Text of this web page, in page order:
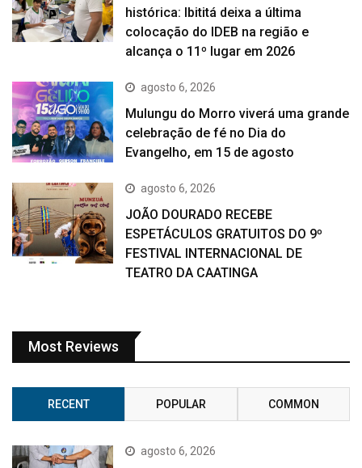
histórica: Ibititá deixa a última
colocação do IDEB na região e
alcança o 11º lugar em 2026
agosto 6, 2026
Mulungu do Morro viverá uma grande
celebração de fé no Dia do
Evangelho, em 15 de agosto
agosto 6, 2026
JOÃO DOURADO RECEBE
ESPETÁCULOS GRATUITOS DO 9º
FESTIVAL INTERNACIONAL DE
TEATRO DA CAATINGA
Most Reviews
RECENT POPULAR COMMON
agosto 6, 2026